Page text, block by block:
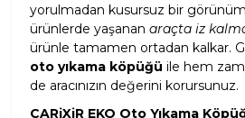
yorulmadan kusursuz bir
ürünlerde yaşanan araçta iz
ürünle tamamen ortadan kalkar.
oto yıkama köpüğü ile hem
de aracınızın değerini korursunuz.
CARiXiR EKO Oto Yıkama